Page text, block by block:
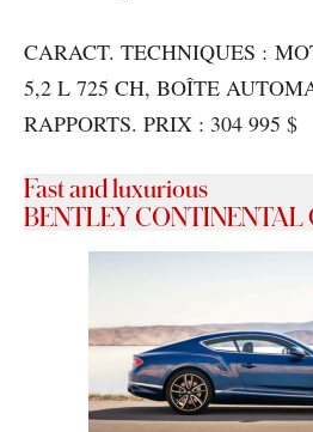
CARACT. TECHNIQUES :
5,2 L 725 CH, BOÎTE
RAPPORTS. PRIX : 304 995 $
Fast and luxurious
BENTLEY CONTINENTAL